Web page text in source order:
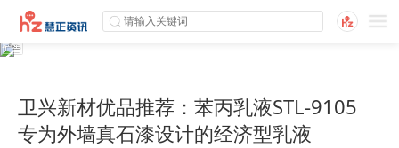
卫兴新材优品推荐：苯丙乳液STL-9105
专为外墙真石漆设计的经济型乳液